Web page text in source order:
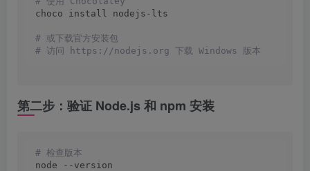
choco install nodejs-lts
# 或下载官方安装包
# 访问 https://nodejs.org 下载 Windows 版本
第二步：验证 Node.js 和 npm 安装
# 检查版本
node --version